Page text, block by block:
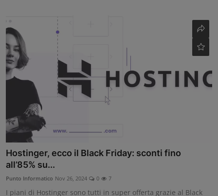
Hostinger, ecco il Black Friday: sconti fino
all’85% su...
Punto Informatico Nov 26, 2024 0 7
I piani di Hostinger sono tutti in super offerta grazie al Black